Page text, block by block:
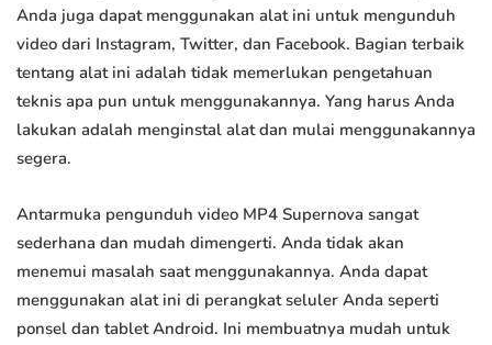
Anda juga dapat menggunakan alat ini untuk mengunduh
video dari Instagram, Twitter, dan Facebook. Bagian terbaik
tentang alat ini adalah tidak memerlukan pengetahuan
teknis apa pun untuk menggunakannya. Yang harus Anda
lakukan adalah menginstal alat dan mulai menggunakannya
segera.
Antarmuka pengunduh video MP4 Supernova sangat
sederhana dan mudah dimengerti. Anda tidak akan
menemui masalah saat menggunakannya. Anda dapat
menggunakan alat ini di perangkat seluler Anda seperti
ponsel dan tablet Android. Ini membuatnya mudah untuk